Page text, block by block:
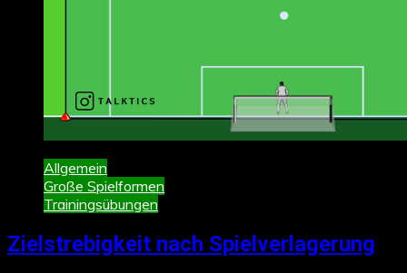
Allgemein
Große Spielformen
Trainingsübungen
Zielstrebigkeit nach Spielverlagerung